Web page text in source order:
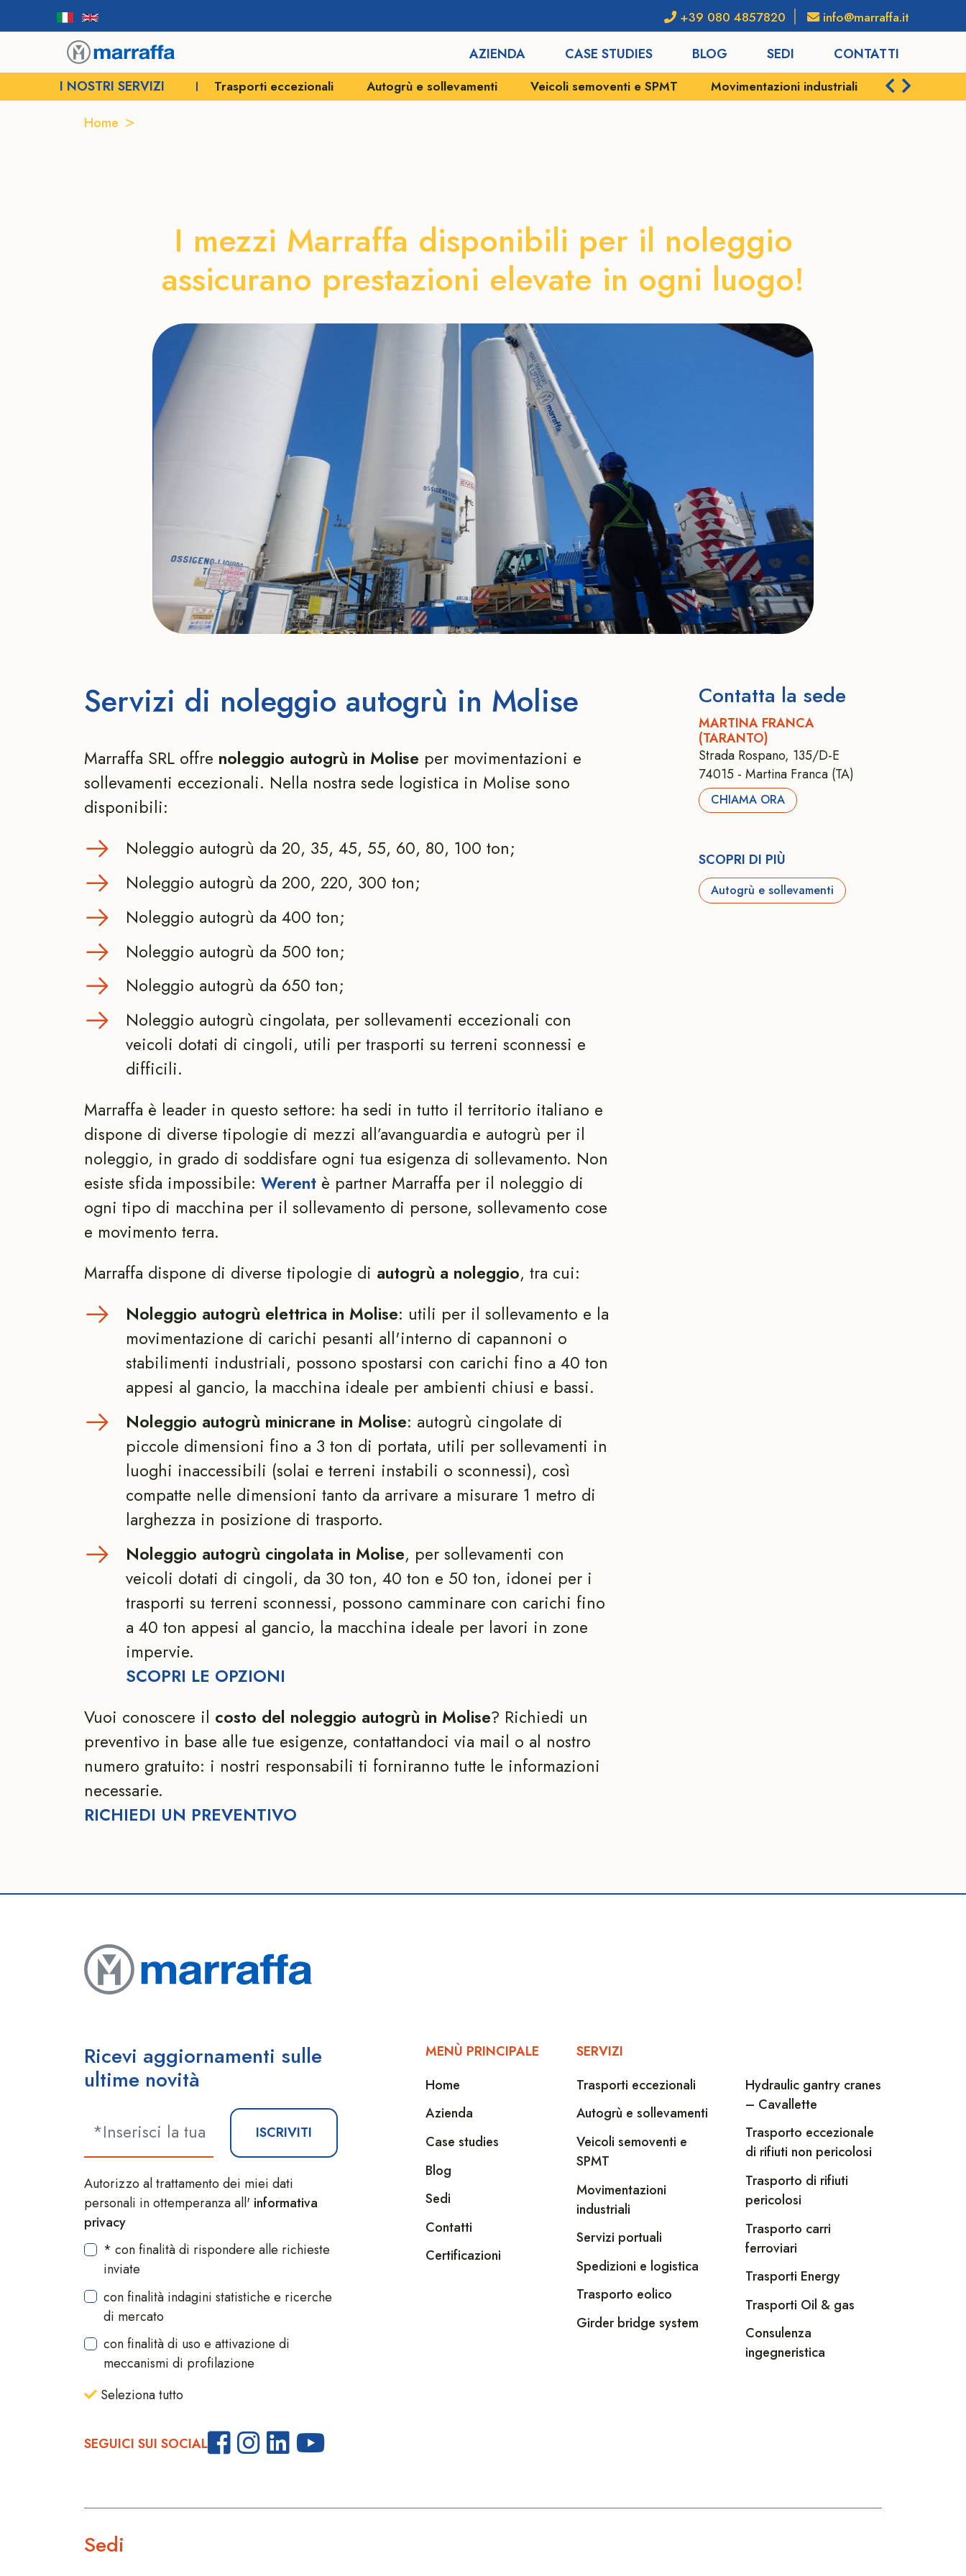
+39 080 4857820 info@marraffa.it
AZIENDA CASE STUDIES BLOG SEDI
CONTATTI
I NOSTRI SERVIZI
Trasporti eccezionali Autogrù e sollevamenti Veicoli semoventi e SPMT Movimentazioni industriali Servizi
Home
I mezzi Marraffa disponibili per il noleggio
assicurano prestazioni elevate in ogni luogo!
Servizi di noleggio autogrù in Molise
Marraffa SRL offre noleggio autogrù in Molise per movimentazioni e
sollevamenti eccezionali. Nella nostra sede logistica in Molise sono
disponibili:
Noleggio autogrù da 20, 35, 45, 55, 60, 80, 100 ton;
Noleggio autogrù da 200, 220, 300 ton;
Noleggio autogrù da 400 ton;
Noleggio autogrù da 500 ton;
Noleggio autogrù da 650 ton;
Noleggio autogrù cingolata, per sollevamenti eccezionali con
veicoli dotati di cingoli, utili per trasporti su terreni sconnessi e
difficili.
Marraffa è leader in questo settore: ha sedi in tutto il territorio italiano e
dispone di diverse tipologie di mezzi all’avanguardia e autogrù per il
noleggio, in grado di soddisfare ogni tua esigenza di sollevamento. Non
esiste sfida impossibile: Werent è partner Marraffa per il noleggio di
ogni tipo di macchina per il sollevamento di persone, sollevamento cose
e movimento terra.
Marraffa dispone di diverse tipologie di autogrù a noleggio, tra cui:
Noleggio autogrù elettrica in Molise: utili per il sollevamento e la
movimentazione di carichi pesanti all'interno di capannoni o
stabilimenti industriali, possono spostarsi con carichi fino a 40 ton
appesi al gancio, la macchina ideale per ambienti chiusi e bassi.
Noleggio autogrù minicrane in Molise: autogrù cingolate di
piccole dimensioni fino a 3 ton di portata, utili per sollevamenti in
luoghi inaccessibili (solai e terreni instabili o sconnessi), così
compatte nelle dimensioni tanto da arrivare a misurare 1 metro di
larghezza in posizione di trasporto.
Noleggio autogrù cingolata in Molise, per sollevamenti con
veicoli dotati di cingoli, da 30 ton, 40 ton e 50 ton, idonei per i
trasporti su terreni sconnessi, possono camminare con carichi fino
a 40 ton appesi al gancio, la macchina ideale per lavori in zone
impervie.
SCOPRI LE OPZIONI
Vuoi conoscere il costo del noleggio autogrù in Molise? Richiedi un
preventivo in base alle tue esigenze, contattandoci via mail o al nostro
numero gratuito: i nostri responsabili ti forniranno tutte le informazioni
necessarie.
RICHIEDI UN PREVENTIVO
Contatta la sede
MARTINA FRANCA
(TARANTO)
Strada Rospano, 135/D-E
74015 - Martina Franca (TA)
CHIAMA ORA
SCOPRI DI PIÙ
Autogrù e sollevamenti
Ricevi aggiornamenti sulle
ultime novità
ISCRIVITI
Autorizzo al trattamento dei miei dati
personali in ottemperanza all' informativa
privacy
* con finalità di rispondere alle richieste
inviate
con finalità indagini statistiche e ricerche
di mercato
con finalità di uso e attivazione di
meccanismi di profilazione
Seleziona tutto
SEGUICI SUI SOCIAL
MENÙ PRINCIPALE
Home
Azienda
Case studies
Blog
Sedi
Contatti
Certificazioni
SERVIZI
Trasporti eccezionali
Autogrù e sollevamenti
Veicoli semoventi e
SPMT
Movimentazioni
industriali
Servizi portuali
Spedizioni e logistica
Trasporto eolico
Girder bridge system
Hydraulic gantry cranes
– Cavallette
Trasporto eccezionale
di rifiuti non pericolosi
Trasporto di rifiuti
pericolosi
Trasporto carri
ferroviari
Trasporti Energy
Trasporti Oil & gas
Consulenza
ingegneristica
Sedi